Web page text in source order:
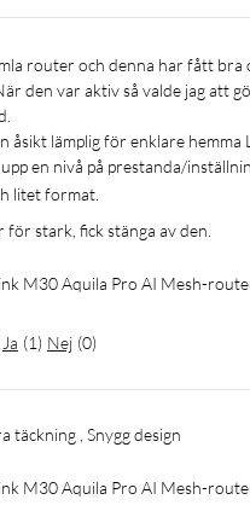
den var aktiv så valde jag att
åsikt lämplig för enklare
en nivå på prestanda/
litet format.
för stark, fick stänga av den.
M30 Aquila Pro AI Mesh-
Ja (1) Nej (0)
täckning , Snygg design
M30 Aquila Pro AI Mesh-